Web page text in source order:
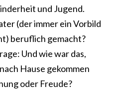
und Jugend.
(der immer ein Vorbild
beruflich gemacht?
Und wie war das,
Hause gekommen
oder Freude?